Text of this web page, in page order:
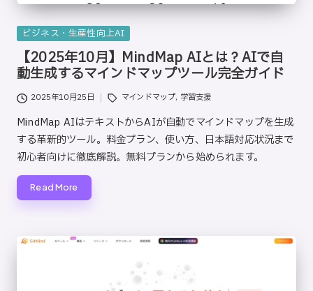
Posted
ビジネス・生産性向上AI
【2025年10月】MindMap AIとは？AIで自
動生成するマインドマップツール完全ガイド
2025年10月25日
Tags: マインドマップ, 学習支援
MindMap AIはテキストからAIが自動でマインドマップを生成
する革新的ツール。料金プラン、使い方、日本語対応状況まで
初心者向けに徹底解説。無料プランから始められます。
Read More